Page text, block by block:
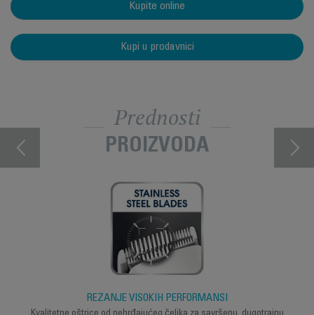
Kupite online
Kupi u prodavnici
Prednosti
PROIZVODA
REZANJE VISOKIH PERFORMANSI